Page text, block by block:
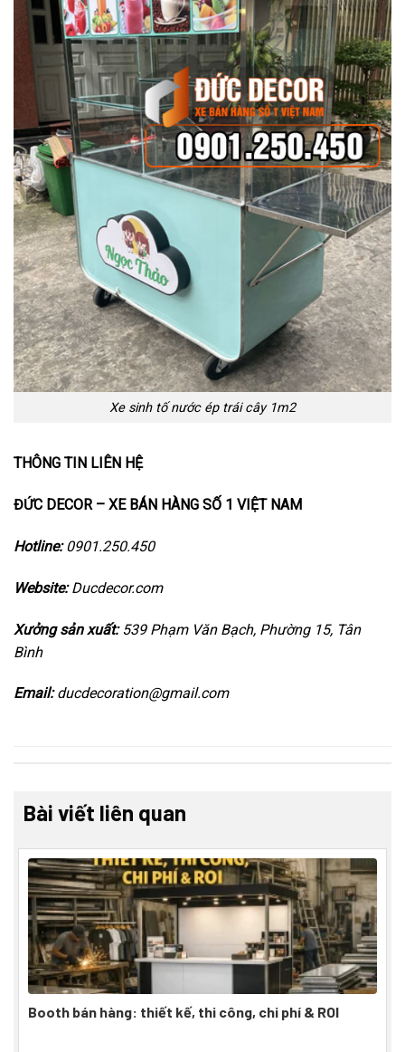
Xe sinh tố nước ép trái cây 1m2
THÔNG TIN LIÊN HỆ
ĐỨC DECOR – XE BÁN HÀNG SỐ 1 VIỆT NAM
Hotline:0901.250.450
Website:Ducdecor.com
Xưởng sản xuất: 539 Phạm Văn Bạch, Phường 15, Tân
Bình
Email:ducdecoration@gmail.com
Bài viết liên quan
Booth bán hàng: thiết kế, thi công, chi phí & ROI